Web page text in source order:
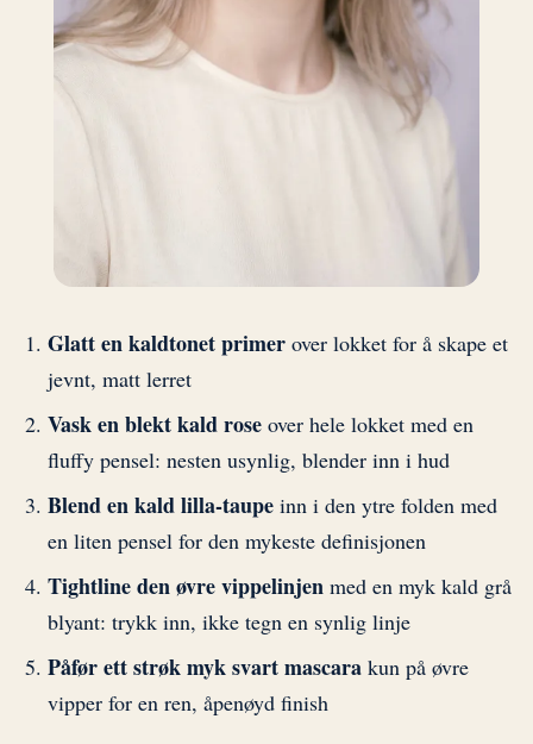
Glatt en kaldtonet primer over lokket for å skape et
jevnt, matt lerret
Vask en blekt kald rose over hele lokket med en
fluffy pensel: nesten usynlig, blender inn i hud
Blend en kald lilla-taupe inn i den ytre folden med
en liten pensel for den mykeste definisjonen
Tightline den øvre vippelinjen med en myk kald grå
blyant: trykk inn, ikke tegn en synlig linje
Påfør ett strøk myk svart mascara kun på øvre
vipper for en ren, åpenøyd finish